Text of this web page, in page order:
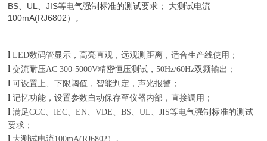
BS、UL、JIS等电气强制标准的测试要求； 大测试电流
100mA(RJ6802）。
l LED数码管显示，高亮直观，远观测距离，适合生产线使用；
l 交流耐压AC300-5000V精密恒压测试，50Hz/60Hz双频输出；
l 可设置上、下限阈值，智能判定，声光报警；
l 记忆功能 ，设置参数 自动保存至仪器内部，直接调用 ；
l 满足CCC 、IEC 、EN 、VDE 、BS 、UL 、JIS等电气强制标准的测试
要求；
l 大测试电流100mA(RJ6802 ）。